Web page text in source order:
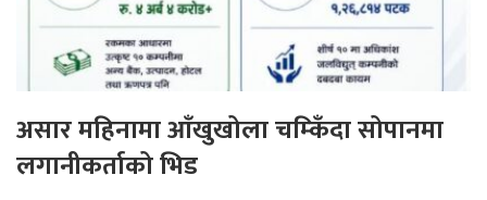
असार महिनामा आँखुखोला चम्किँदा सोपानमा
लगानीकर्ताको भिड